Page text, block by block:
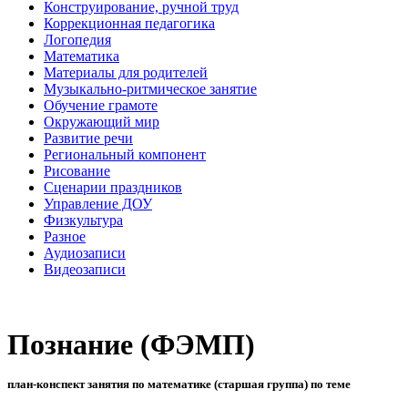
Конструирование, ручной труд
Коррекционная педагогика
Логопедия
Математика
Материалы для родителей
Музыкально-ритмическое занятие
Обучение грамоте
Окружающий мир
Развитие речи
Региональный компонент
Рисование
Сценарии праздников
Управление ДОУ
Физкультура
Разное
Аудиозаписи
Видеозаписи
Познание (ФЭМП)
план-конспект занятия по математике (старшая группа) по теме